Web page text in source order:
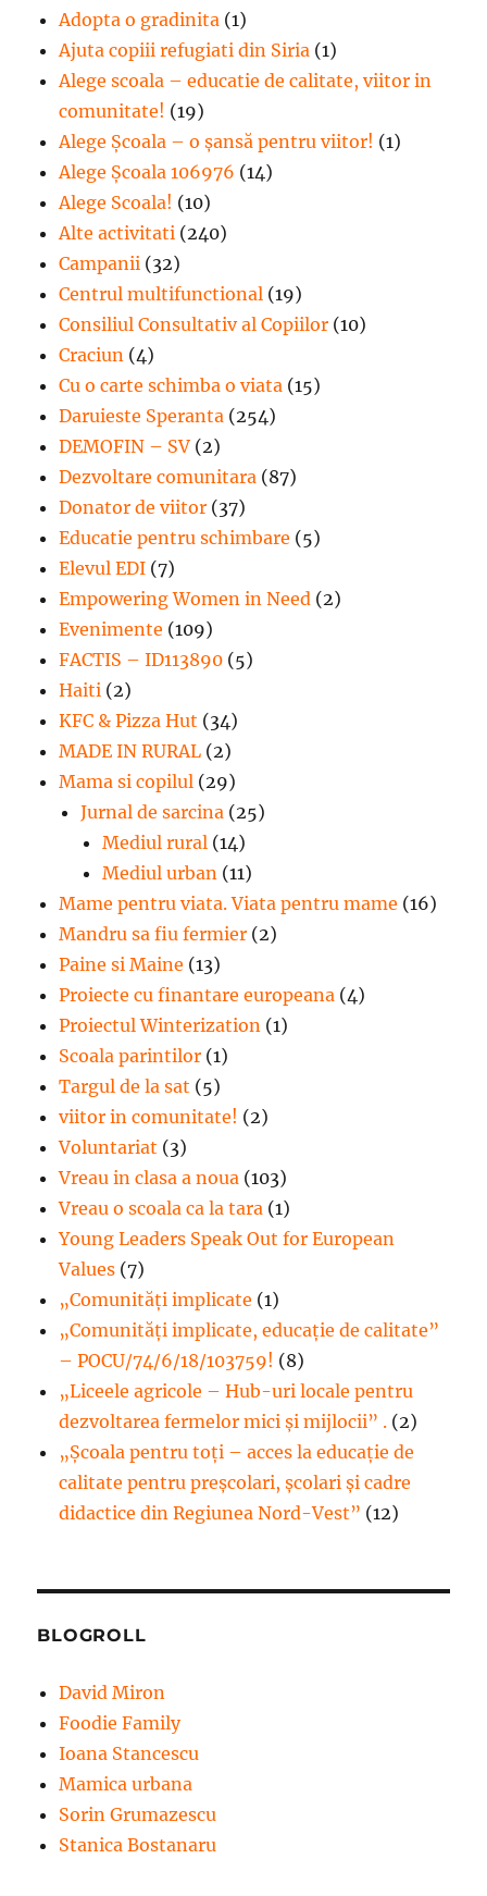
Adopta o gradinita (1)
Ajuta copiii refugiati din Siria (1)
Alege scoala – educatie de calitate, viitor in
comunitate! (19)
Alege Şcoala – o şansă pentru viitor! (1)
Alege Școala 106976 (14)
Alege Scoala! (10)
Alte activitati (240)
Campanii (32)
Centrul multifunctional (19)
Consiliul Consultativ al Copiilor (10)
Craciun (4)
Cu o carte schimba o viata (15)
Daruieste Speranta (254)
DEMOFIN – SV (2)
Dezvoltare comunitara (87)
Donator de viitor (37)
Educatie pentru schimbare (5)
Elevul EDI (7)
Empowering Women in Need (2)
Evenimente (109)
FACTIS – ID113890 (5)
Haiti (2)
KFC & Pizza Hut (34)
MADE IN RURAL (2)
Mama si copilul (29)
Jurnal de sarcina (25)
Mediul rural (14)
Mediul urban (11)
Mame pentru viata. Viata pentru mame (16)
Mandru sa fiu fermier (2)
Paine si Maine (13)
Proiecte cu finantare europeana (4)
Proiectul Winterization (1)
Scoala parintilor (1)
Targul de la sat (5)
viitor in comunitate! (2)
Voluntariat (3)
Vreau in clasa a noua (103)
Vreau o scoala ca la tara (1)
Young Leaders Speak Out for European
Values (7)
„Comunități implicate (1)
„Comunități implicate, educație de calitate”
– POCU/74/6/18/103759! (8)
„Liceele agricole – Hub-uri locale pentru
dezvoltarea fermelor mici şi mijlocii” . (2)
„Școala pentru toți – acces la educație de
calitate pentru preșcolari, școlari și cadre
didactice din Regiunea Nord-Vest” (12)
BLOGROLL
David Miron
Foodie Family
Ioana Stancescu
Mamica urbana
Sorin Grumazescu
Stanica Bostanaru